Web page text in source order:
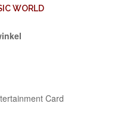
WORLD
Card